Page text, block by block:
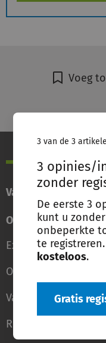
3 van de 3
3 opinies/
zonder
De eerste 3
kunt u
onbeperkte
te
kosteloos.
Gratis
Voeg
Vakgebieden
Over Schulinck
Experts van
Over Schulinck
Vacatures
Route